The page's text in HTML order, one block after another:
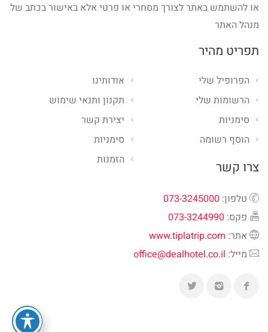
או להשתמש באתר לצורך מסחרי או פרטי אלא באישור בכתב של
מנהל האתר
תפריט מהיר
אודותינו
תקנון ותנאי שימוש
יצירת קשר
סימניות
הזמנות
הפרופיל שלי
הרשומות שלי
סימניות
הוסף רשומה
צרו קשר
טלפון: 073-3245000
פקס: 073-3244990
אתר: www.tiplatrip.com
מייל: office@dealhotel.co.il